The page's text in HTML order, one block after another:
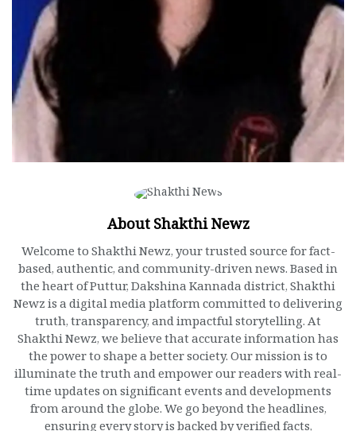
About Shakthi Newz
Welcome to Shakthi Newz, your trusted source for fact-
based, authentic, and community-driven news. Based in
the heart of Puttur, Dakshina Kannada district, Shakthi
Newz is a digital media platform committed to delivering
truth, transparency, and impactful storytelling. At
Shakthi Newz, we believe that accurate information has
the power to shape a better society. Our mission is to
illuminate the truth and empower our readers with real-
time updates on significant events and developments
from around the globe. We go beyond the headlines,